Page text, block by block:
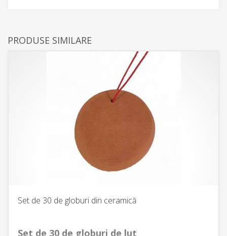
PRODUSE SIMILARE
Set de 30 de globuri din ceramică
Set de 30 de globuri de lut